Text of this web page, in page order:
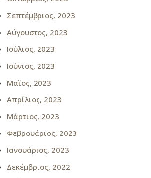
Σεπτέμβριος, 2023
Αύγουστος, 2023
Ιούλιος, 2023
Ιούνιος, 2023
Μαϊος, 2023
Απρίλιος, 2023
Μάρτιος, 2023
Φεβρουάριος, 2023
Ιανουάριος, 2023
Δεκέμβριος, 2022